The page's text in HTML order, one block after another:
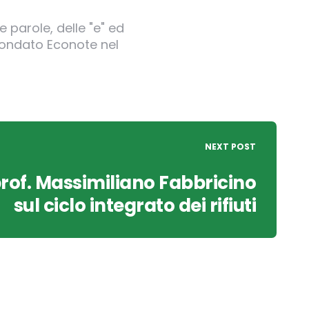
parole, delle "e" ed
Econote nel
NEXT POST
Massimiliano Fabbricino
sul ciclo integrato dei rifiuti